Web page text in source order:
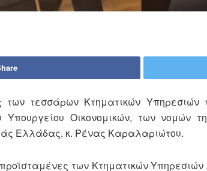
τεσσάρων Κτηματικών Υπηρεσιών
Υπουργείου Οικονομικών, των νομών
Ελλάδας, κ. Ρένας Καραλαριώτου.
των Κτηματικών